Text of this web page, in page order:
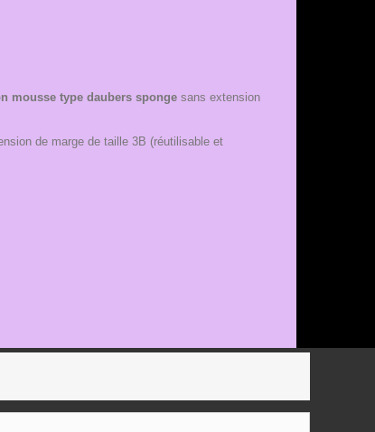
mousse type daubers sponge sans extension
de marge de taille 3B (réutilisable et